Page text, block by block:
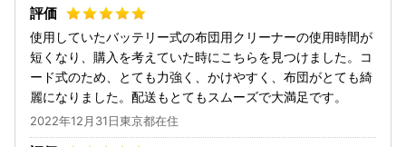
使用していたバッテリー式の布団用クリーナーの使用時間が
短くなり、購入を考えていた時にこちらを見つけました。コ
ード式のため、とても力強く、かけやすく、布団がとても綺
麗になりました。配送もとてもスムーズで大満足です。
2022年12月31日東京都在住